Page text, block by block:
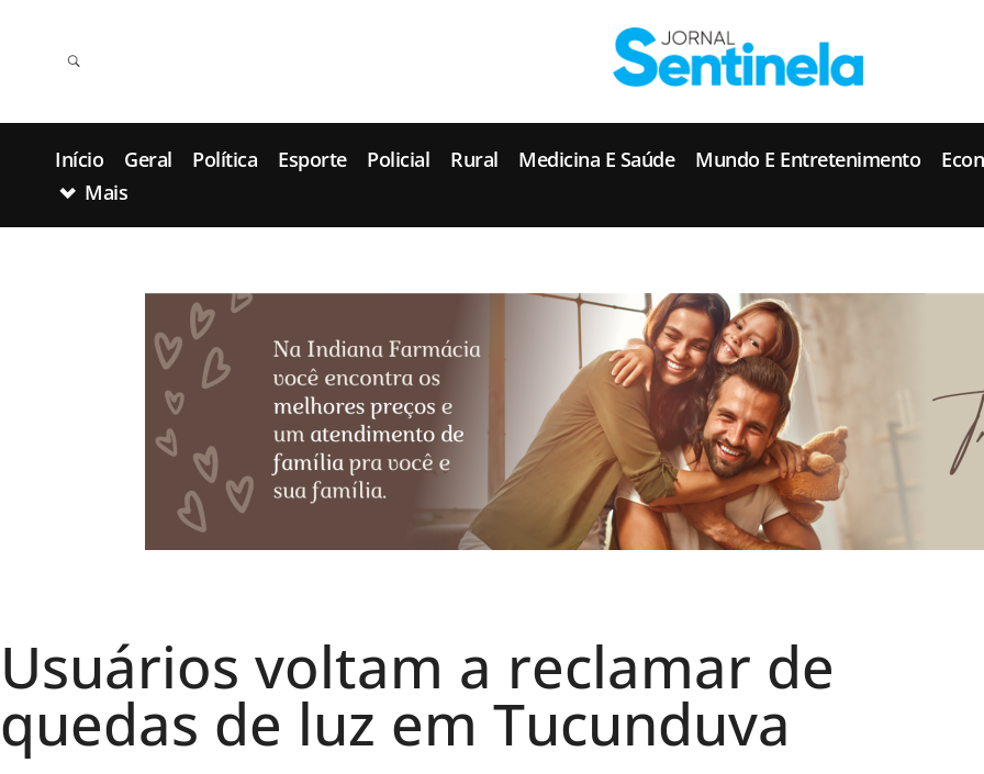
Início Geral Política Esporte Policial Rural Medicina E Saúde Mundo E Entretenimento
Mais
Usuários voltam a reclamar de
quedas de luz em Tucunduva